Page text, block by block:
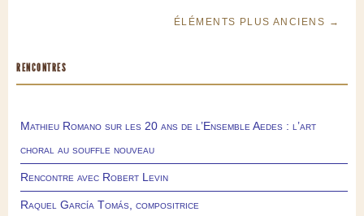
ÉLÉMENTS PLUS ANCIENS →
RENCONTRES
Mathieu Romano sur les 20 ans de l’Ensemble Aedes : l’art
choral au souffle nouveau
Rencontre avec Robert Levin
Raquel García Tomás, compositrice